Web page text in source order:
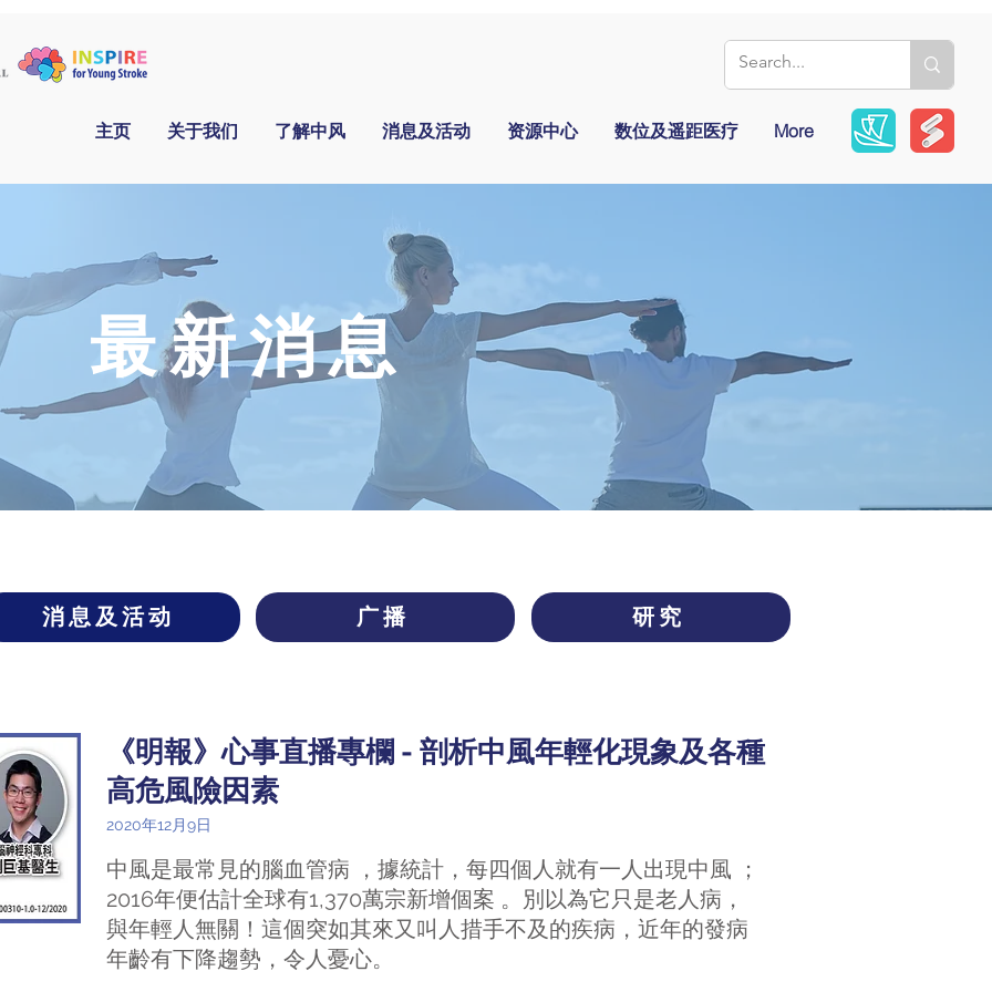
主页 关于我们 了解中风 消息及活动 资源中心 数位及遥距医疗 More
​最新消息
消息及活动 广播 研究
2020年12月9日
《明報》心事直播專欄 - 剖析中風年輕化現象及各種
高危風險因素
中風是最常見的腦血管病 ，據統計，每四個人就有一人出現中風 ；
2016年便估計全球有1,370萬宗新增個案 。別以為它只是老人病，
與年輕人無關！這個突如其來又叫人措手不及的疾病，近年的發病
年齡有下降趨勢，令人憂心。